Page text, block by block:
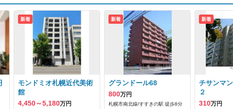
新着
モンドミオ札幌近代美術
館
4,450～5,180万円
新着
グランドール68
800万円
札幌市南北線/すすきの駅 徒歩8分
新着
チサンマ
２
310万円